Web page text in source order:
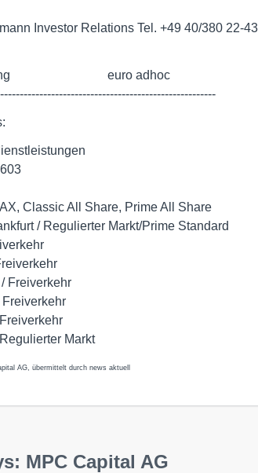
Investor Relations Tel. +49 40/380 22-
euro adhoc
Classic All Share, Prime All Share
/ Regulierter Markt/Prime Standard
Freiverkehr
Markt
AG, übermittelt durch news aktuell
MPC Capital AG